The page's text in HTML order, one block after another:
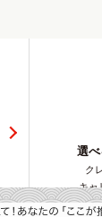
選
ク
キャ